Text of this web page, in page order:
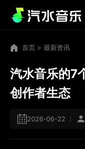
首页 > 最新资讯
汽水音乐的7
创作者生态
2026-06-22